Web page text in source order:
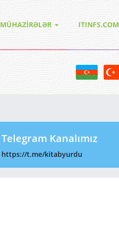
MÜHAZİRƏLƏR ITINFS.COM
Telegram Kanalımız
https://t.me/kitabyurdu